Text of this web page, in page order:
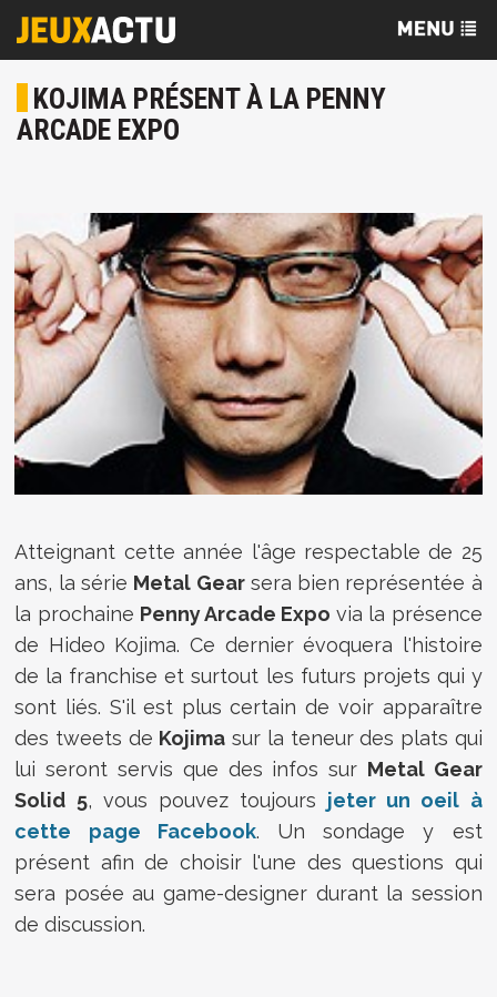
KOJIMA PRÉSENT À LA PENNY
ARCADE EXPO
Atteignant cette année l'âge respectable de 25
ans, la série Metal Gearsera bien représentée à
la prochaine Penny Arcade Expo via la présence
de Hideo Kojima. Ce dernier évoquera l'histoire
de la franchise et surtout les futurs projets qui y
sont liés. S'il est plus certain de voir apparaître
des tweets de Kojima sur la teneur des plats qui
lui seront servis que des infos sur Metal Gear
Solid 5, vous pouvez toujours jeter un oeil à
cette page Facebook. Un sondage y est
présent afin de choisir l'une des questions qui
sera posée au game-designer durant la session
de discussion.